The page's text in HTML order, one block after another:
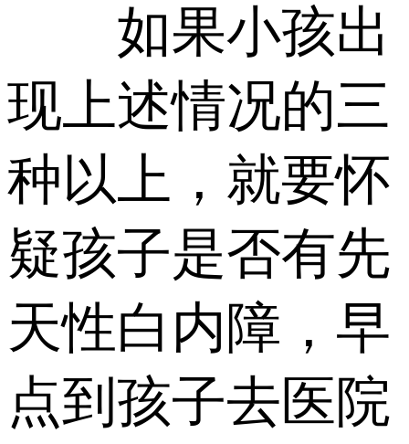
如果小孩出
现上述情况的三
种以上，就要怀
疑孩子是否有先
天性白内障，早
点到孩子去医院